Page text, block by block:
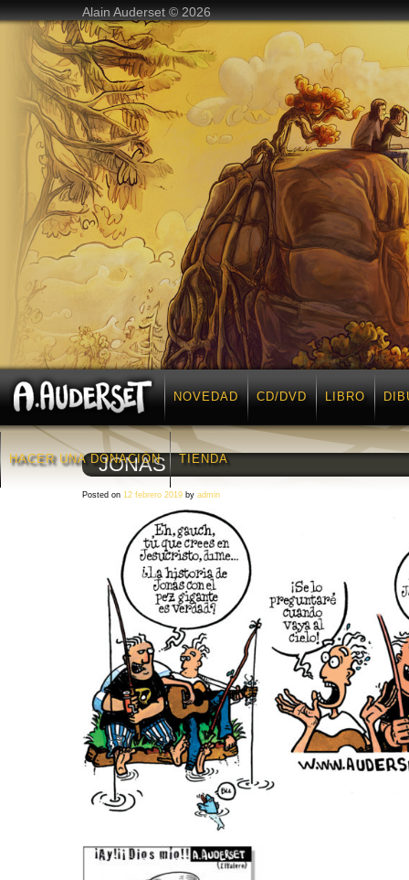
Alain Auderset © 2026
NOVEDAD CD/DVD LIBRO
HACER UNA DONACIÒN TIENDA
JONAS
Posted on 12 febrero 2019 by admin